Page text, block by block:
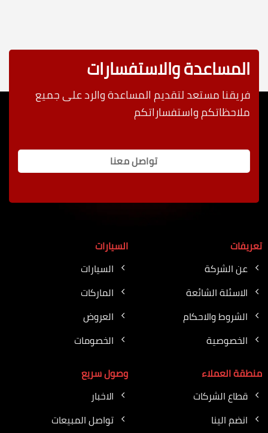
المساعدة والاستفسارات
فريقنا مستعد لتقديم المساعدة والرد على جميع
ملاحظاتكم واستفساراتكم
تواصل معنا
تعريفات
عن الشركة
الاسئلة الشائعة
الشروط والاحكام
الخصوصية
السيارات
السيارات
الماركات
العروض
الخصومات
منطقة العملاء
قطاع الشركات
انضم الينا
وصول سريع
الاخبار
تواصل المبيعات